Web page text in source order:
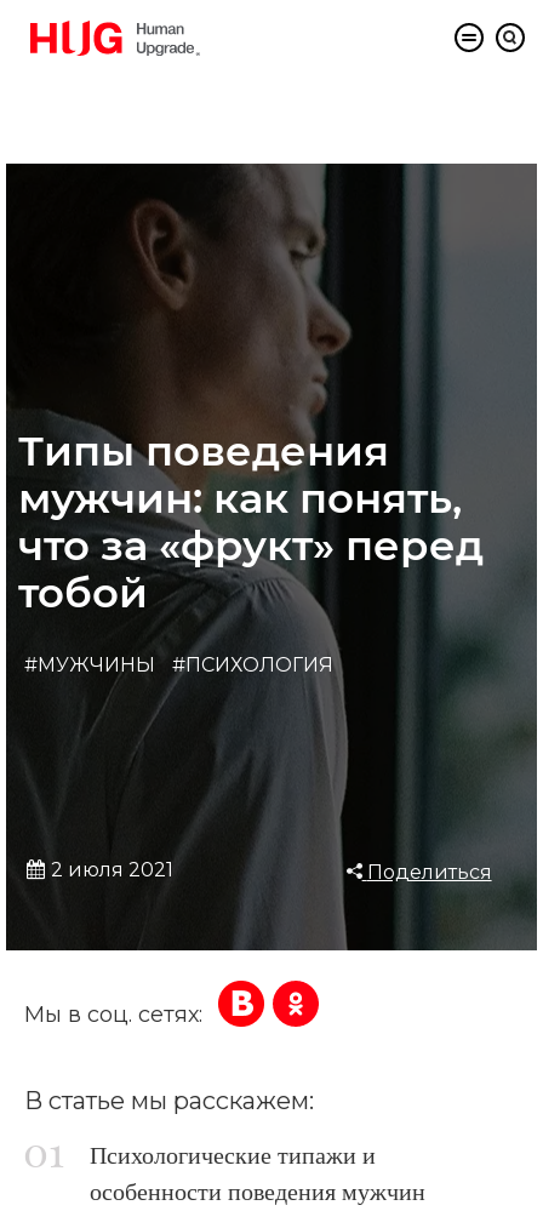
Типы поведения
мужчин: как понять,
что за «фрукт» перед
тобой
#МУЖЧИНЫ #ПСИХОЛОГИЯ
2 июля 2021 Поделиться
Мы в соц. сетях:
В статье мы расскажем:
Психологические типажи и
особенности поведения мужчин